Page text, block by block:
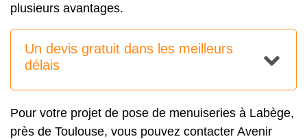
plusieurs avantages.
Un devis gratuit dans les meilleurs
délais
Pour votre projet de pose de menuiseries à Labège,
près de Toulouse, vous pouvez contacter Avenir